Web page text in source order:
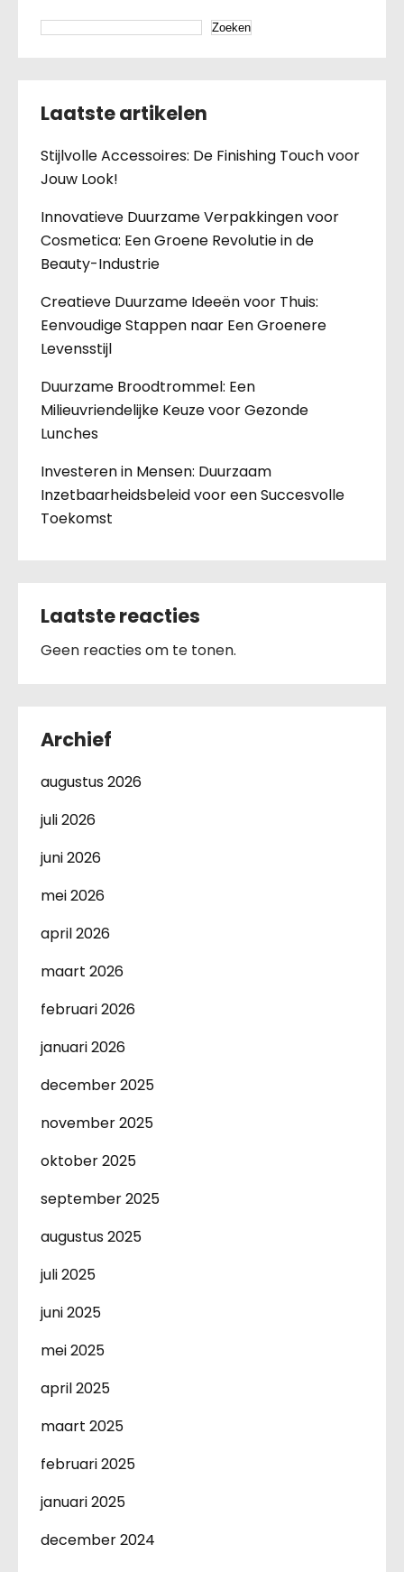
Zoeken
Laatste artikelen
Stijlvolle Accessoires: De Finishing Touch voor
Jouw Look!
Innovatieve Duurzame Verpakkingen voor
Cosmetica: Een Groene Revolutie in de
Beauty-Industrie
Creatieve Duurzame Ideeën voor Thuis:
Eenvoudige Stappen naar Een Groenere
Levensstijl
Duurzame Broodtrommel: Een
Milieuvriendelijke Keuze voor Gezonde
Lunches
Investeren in Mensen: Duurzaam
Inzetbaarheidsbeleid voor een Succesvolle
Toekomst
Laatste reacties
Geen reacties om te tonen.
Archief
augustus 2026
juli 2026
juni 2026
mei 2026
april 2026
maart 2026
februari 2026
januari 2026
december 2025
november 2025
oktober 2025
september 2025
augustus 2025
juli 2025
juni 2025
mei 2025
april 2025
maart 2025
februari 2025
januari 2025
december 2024